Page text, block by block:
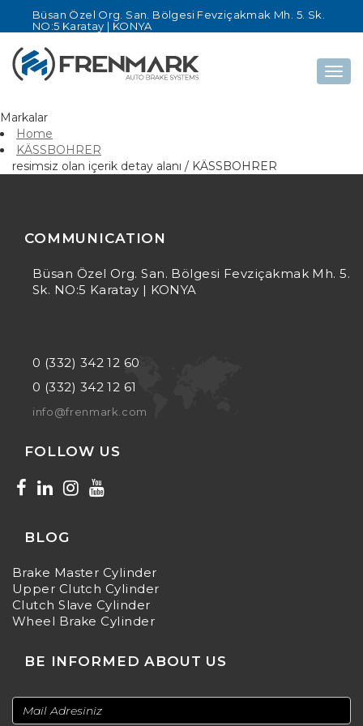
Büsan Özel Org. San. Bölgesi Fevziçakmak Mh. 5. Sk.
NO:5 Karatay | KONYA
Markalar
Home
KÄSSBOHRER
resimsiz olan içerik detay alanı / KÄSSBOHRER
COMMUNICATION
Büsan Özel Org. San. Bölgesi Fevziçakmak Mh. 5.
Sk. NO:5 Karatay | KONYA
0 (332) 342 12 60
0 (332) 342 12 61
info@frenmark.com
FOLLOW US
BLOG
Brake Master Cylinder
Upper Clutch Cylinder
Clutch Slave Cylinder
Wheel Brake Cylinder
BE INFORMED ABOUT US